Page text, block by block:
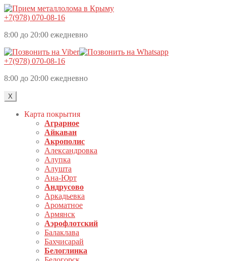
+7(978) 070-08-16
8:00 до 20:00 ежедневно
+7(978) 070-08-16
8:00 до 20:00 ежедневно
X
Карта покрытия
Аграрное
Айкаван
Акрополис
Александровка
Алупка
Алушта
Ана-Юрт
Андрусово
Аркадьевка
Ароматное
Армянск
Аэрофлотский
Балаклава
Бахчисарай
Белоглинка